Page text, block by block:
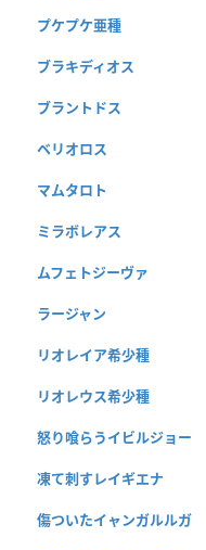
プケプケ亜種
ブラキディオス
ブラントドス
ベリオロス
マムタロト
ミラボレアス
ムフェトジーヴァ
ラージャン
リオレイア希少種
リオレウス希少種
怒り喰らうイビルジョー
凍て刺すレイギエナ
傷ついたイャンガルルガ